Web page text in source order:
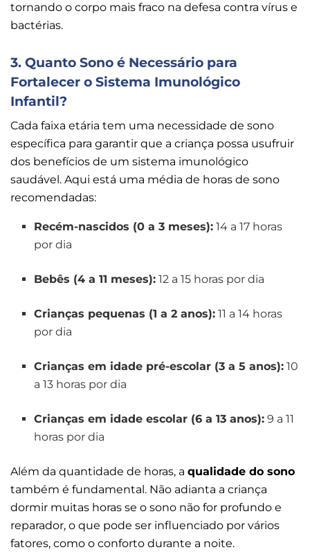
tornando o corpo mais fraco na defesa contra vírus e
bactérias.
3. Quanto Sono é Necessário para
Fortalecer o Sistema Imunológico
Infantil?
Cada faixa etária tem uma necessidade de sono
específica para garantir que a criança possa usufruir
dos benefícios de um sistema imunológico
saudável. Aqui está uma média de horas de sono
recomendadas:
Recém-nascidos (0 a 3 meses): 14 a 17 horas
por dia
Bebês (4 a 11 meses): 12 a 15 horas por dia
Crianças pequenas (1 a 2 anos): 11 a 14 horas
por dia
Crianças em idade pré-escolar (3 a 5 anos): 10
a 13 horas por dia
Crianças em idade escolar (6 a 13 anos): 9 a 11
horas por dia
Além da quantidade de horas, a qualidade do sono
também é fundamental. Não adianta a criança
dormir muitas horas se o sono não for profundo e
reparador, o que pode ser influenciado por vários
fatores, como o conforto durante a noite.